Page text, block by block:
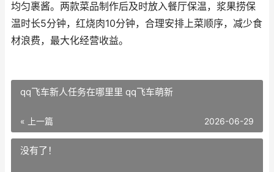
均匀裹酱。两款菜品制作后及时放入餐厅保温，浆果捞保
温时长5分钟，红烧肉10分钟，合理安排上菜顺序，减少食
材浪费，最大化经营收益。
qq飞车新人任务在哪里里 qq飞车萌新
« 上一篇 2026-06-29
没有了！